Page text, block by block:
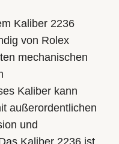
Kaliber 2236
von Rolex
mechanischen
Kaliber kann
außerordentlichen
und
Kaliber 2236 ist